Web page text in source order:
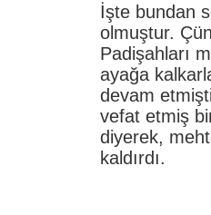
İşte bundan
olmuştur.
Padişahları
ayağa
devam
vefat etmiş
diyerek,
kaldırdı.